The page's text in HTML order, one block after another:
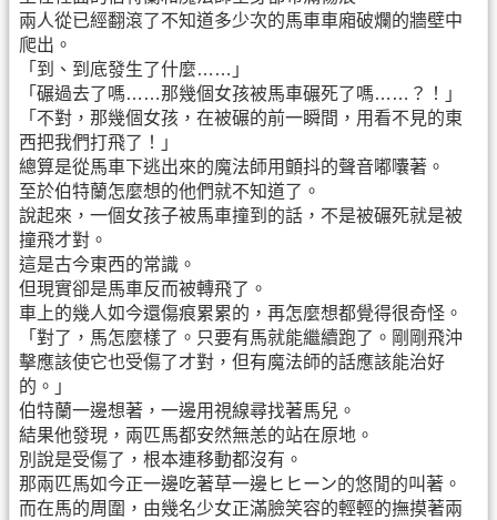
兩人從已經翻滾了不知道多少次的馬車車廂破爛的牆壁中
爬出。
「到、到底發生了什麼……」
「碾過去了嗎……那幾個女孩被馬車碾死了嗎……？！」
「不對，那幾個女孩，在被碾的前一瞬間，用看不見的東
西把我們打飛了！」
總算是從馬車下逃出來的魔法師用顫抖的聲音嘟囔著。
至於伯特蘭怎麼想的他們就不知道了。
說起來，一個女孩子被馬車撞到的話，不是被碾死就是被
撞飛才對。
這是古今東西的常識。
但現實卻是馬車反而被轉飛了。
車上的幾人如今還傷痕累累的，再怎麼想都覺得很奇怪。
「對了，馬怎麼樣了。只要有馬就能繼續跑了。剛剛飛沖
擊應該使它也受傷了才對，但有魔法師的話應該能治好
的。」
伯特蘭一邊想著，一邊用視線尋找著馬兒。
結果他發現，兩匹馬都安然無恙的站在原地。
別說是受傷了，根本連移動都沒有。
那兩匹馬如今正一邊吃著草一邊ヒヒーン的悠閒的叫著。
而在馬的周圍，由幾名少女正滿臉笑容的輕輕的撫摸著兩